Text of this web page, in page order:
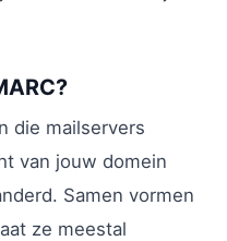
die mailservers
van jouw domein
Samen vormen
ze meestal